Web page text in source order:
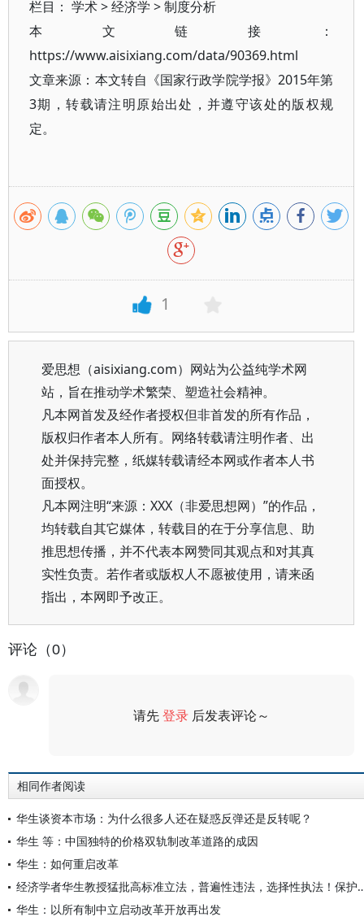
栏目： 学术>经济学 >制度分析
本文链接：
https://www.aisixiang.com/data/90369.html
文章来源：本文转自《国家行政学院学报》2015年第
3期，转载请注明原始出处，并遵守该处的版权规
定。
1
爱思想（aisixiang.com）网站为公益纯学术网
站，旨在推动学术繁荣、塑造社会精神。
凡本网首发及经作者授权但非首发的所有作品，
版权归作者本人所有。网络转载请注明作者、出
处并保持完整，纸媒转载请经本网或作者本人书
面授权。
凡本网注明“来源：XXX（非爱思想网）”的作品，
均转载自其它媒体，转载目的在于分享信息、助
推思想传播，并不代表本网赞同其观点和对其真
实性负责。若作者或版权人不愿被使用，请来函
指出，本网即予改正。
评论（0）
请先登录 后发表评论～
相同作者阅读
华生谈资本市场：为什么很多人还在疑惑反弹还是反转呢？
华生 等：中国独特的价格双轨制改革道路的成因
华生：如何重启改革
经济学者华生教授猛批高标准立法，普遍性
华生：以所有制中立启动改革开放再出发